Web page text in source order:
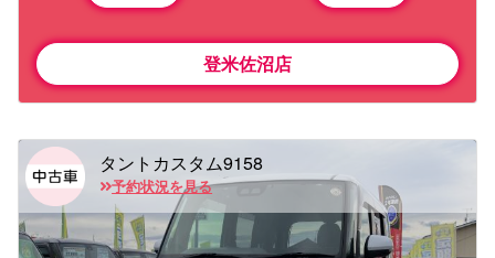
登米佐沼店
タントカスタム9158
予約状況を見る